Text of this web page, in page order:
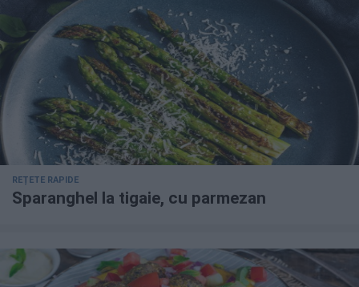
REȚETE RAPIDE
Sparanghel la tigaie, cu parmezan